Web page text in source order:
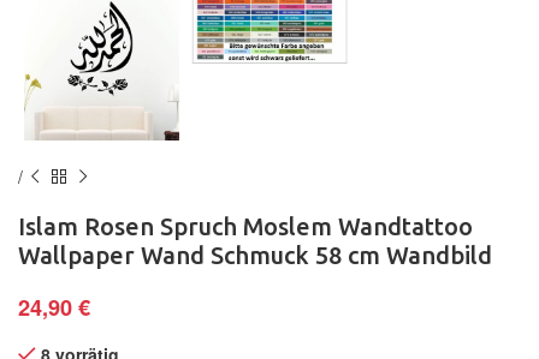
Islam Rosen Spruch Moslem Wandtattoo
Wallpaper Wand Schmuck 58 cm Wandbild
24,90€